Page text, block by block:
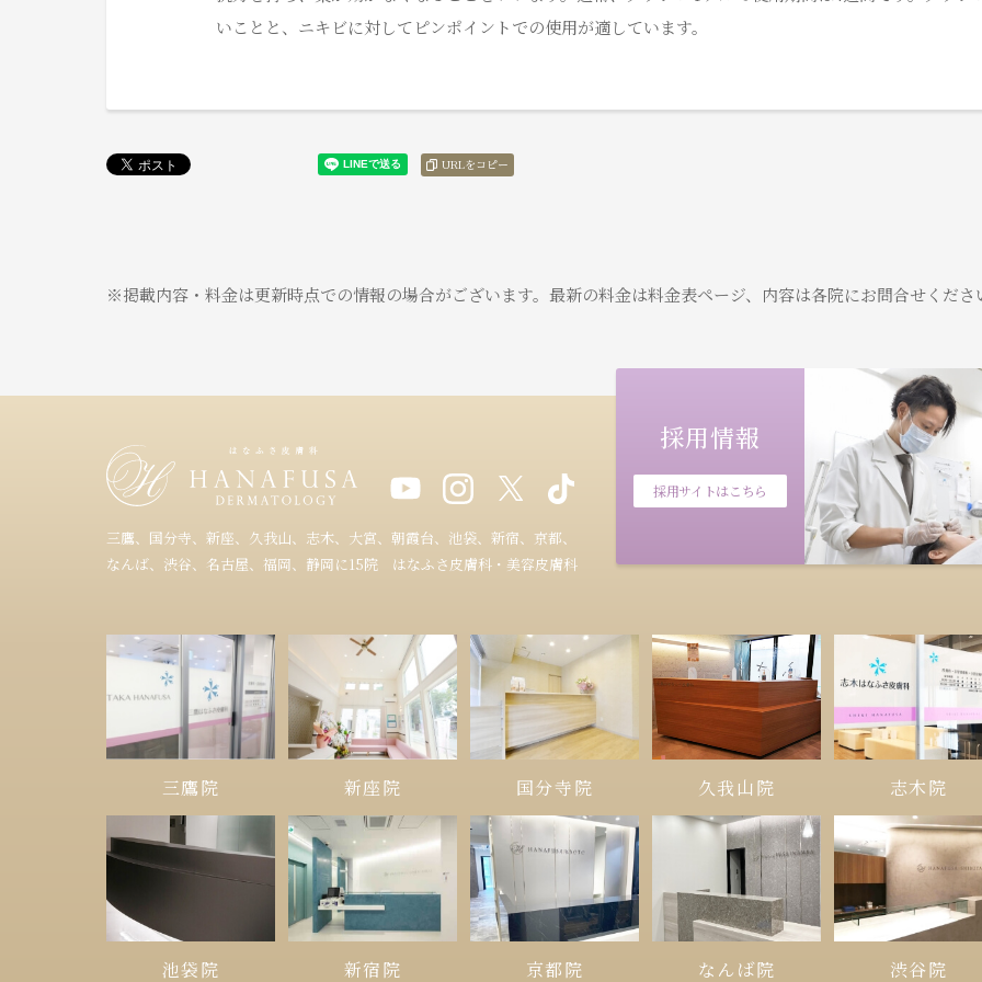
いことと、ニキビに対してピンポイントでの使用が適しています。
URLをコピー
※掲載内容・料金は更新時点での情報の場合がございます。 最新の料金は料金表ページ、内容は各院にお問合せくださ
採用情報
採用サイトはこちら
三鷹、国分寺、新座、久我山、志木、大宮、朝霞台、池袋、新宿、京都、
なんば、渋谷、名古屋、福岡、静岡に15院 はなふさ皮膚科・美容皮膚科
三鷹院 新座院 国分寺院 久我山院 志木院
池袋院 新宿院 京都院 なんば院 渋谷院